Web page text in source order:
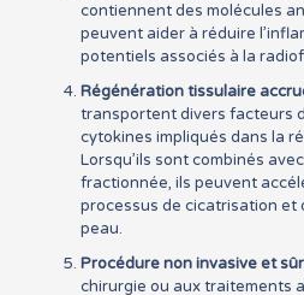
contiennent des molécules
peuvent aider à réduire
potentiels associés à la
Régénération tissulaire
transportent divers facteurs
cytokines impliqués dans la
Lorsqu’ils sont combinés
fractionnée, ils peuvent
processus de cicatrisation et
peau.
Procédure non invasive et
chirurgie ou aux traitements